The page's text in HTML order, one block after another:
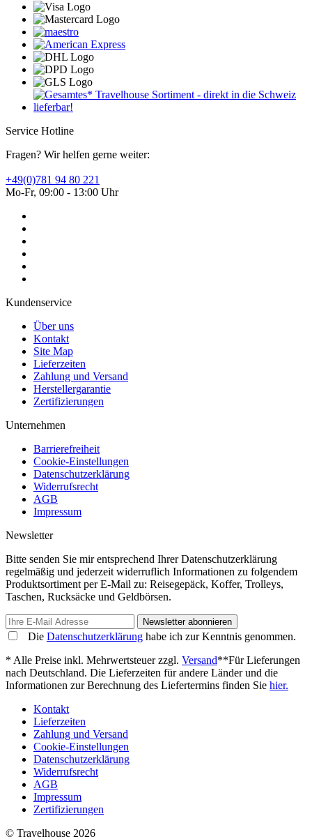
Service Hotline
Fragen? Wir helfen gerne weiter:
+49(0)781 94 80 221
Mo-Fr, 09:00 - 13:00 Uhr
Kundenservice
Über uns
Kontakt
Site Map
Lieferzeiten
Zahlung und Versand
Herstellergarantie
Zertifizierungen
Unternehmen
Barrierefreiheit
Cookie-Einstellungen
Datenschutzerklärung
Widerrufsrecht
AGB
Impressum
Newsletter
Bitte senden Sie mir entsprechend Ihrer Datenschutzerklärung
regelmäßig und jederzeit widerruflich Informationen zu folgendem
Produktsortiment per E-Mail zu: Reisegepäck, Koffer, Trolleys,
Taschen, Rucksäcke und Geldbörsen.
Newsletter abonnieren
Die Datenschutzerklärung habe ich zur Kenntnis genommen.
* Alle Preise inkl. Mehrwertsteuer zzgl. Versand**Für Lieferungen
nach Deutschland. Die Lieferzeiten für andere Länder und die
Informationen zur Berechnung des Liefertermins finden Sie hier.
Kontakt
Lieferzeiten
Zahlung und Versand
Cookie-Einstellungen
Datenschutzerklärung
Widerrufsrecht
AGB
Impressum
Zertifizierungen
© Travelhouse 2026